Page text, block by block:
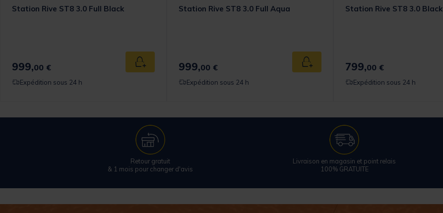
panier
Station Rive ST8 3.0 Full Black
999,00 € Ajouter au panier
Expédition sous 24 h
Station Rive ST8 3.0 Full Aqua
999,00 € Ajouter au panier
Expédition sous 24 h
Station Rive ST8 3.0 Black
799,00 €
Expédition sous 24 h
Retour gratuit
& 1 mois pour changer d'avis
Livraison en magasin et point relais
100% GRATUITE